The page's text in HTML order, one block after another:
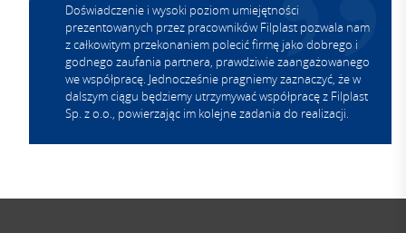
Doświadczenie i wysoki poziom umiejętności
prezentowanych przez pracowników Filplast pozwala nam
z całkowitym przekonaniem polecić firmę jako dobrego i
godnego zaufania partnera, prawdziwie zaangażowanego
we współpracę. Jednocześnie pragniemy zaznaczyć, że w
dalszym ciągu będziemy utrzymywać współpracę z Filplast
Sp. z o.o., powierzając im kolejne zadania do realizacji.
Adamietz Sp. z o.o.